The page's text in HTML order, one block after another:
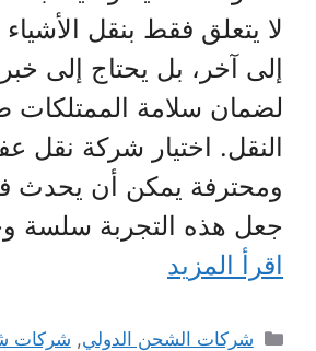
لا يتعلق فقط بنقل
إلى آخر، بل يحتاج إلى
لضمان سلامة الممتلكات
النقل. اختيار شركة نقل
ومحترفة يمكن أن يحدث
جعل هذه التجربة سلسة
اقرأ المزيد
التصنيفات
شركات الشحن الدولي, شركات